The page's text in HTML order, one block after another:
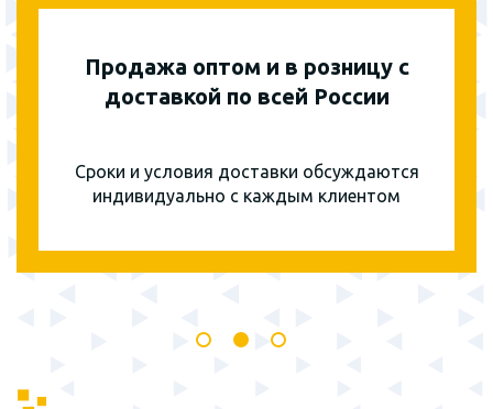
Продажа оптом и в розницу с
доставкой по всей России
Сроки и условия доставки обсуждаются
индивидуально с каждым клиентом